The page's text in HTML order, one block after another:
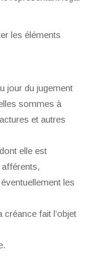
les éléments
jour du jugement
sommes à
et autres
elle est
les
créance fait l’objet